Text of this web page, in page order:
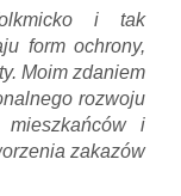
i tak
form ochrony,
Moim zdaniem
rozwoju
mieszkańców i
zakazów